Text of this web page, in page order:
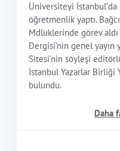
Üniversiteyi
öğretmenlik yaptı.
Mdlüklerinde görev
Dergisi’nin genel
Sitesi’nin söyleşi
İstanbul Yazarlar
bulundu.
Daha